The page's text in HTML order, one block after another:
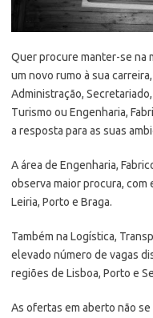
Quer procure manter-se na
um novo rumo à sua
Administração,
Turismo ou Engenharia,
a resposta para as suas
A área de Engenharia,
observa maior procura,
Leiria, Porto e Braga.
Também na Logística,
elevado número de vagas
regiões de Lisboa, Porto e
As ofertas em aberto não